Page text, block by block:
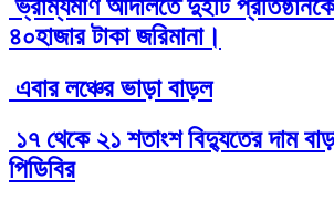
ভ্রাম্যমাণ আদালতে দুইটি
৪০হাজার টাকা জরিমানা।
এবার লঞ্চের ভাড়া বাড়ল
১৭ থেকে ২১ শতাংশ বিদ্যুতের দাম
পিডিবির